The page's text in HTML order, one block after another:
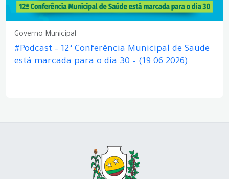
Governo Municipal
#Podcast – 12ª Conferência Municipal de Saúde
está marcada para o dia 30 – (19.06.2026)